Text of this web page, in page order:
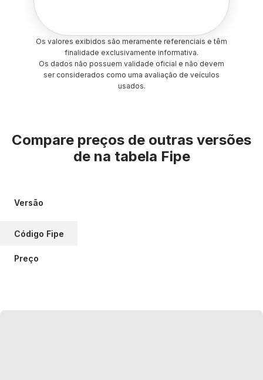
Os valores exibidos são meramente referenciais e têm
finalidade exclusivamente informativa.
Os dados não possuem validade oficial e não devem
ser considerados como uma avaliação de veículos
usados.
Compare preços de outras versões
de na tabela Fipe
Versão
Código Fipe
Preço